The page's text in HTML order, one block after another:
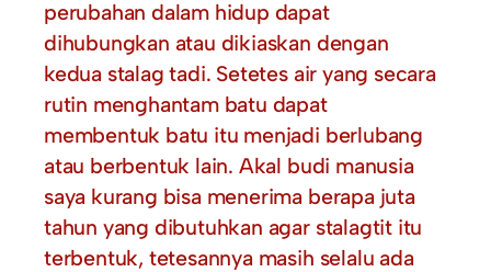
perubahan dalam hidup dapat
dihubungkan atau dikiaskan dengan
kedua stalag tadi. Setetes air yang secara
rutin menghantam batu dapat
membentuk batu itu menjadi berlubang
atau berbentuk lain. Akal budi manusia
saya kurang bisa menerima berapa juta
tahun yang dibutuhkan agar stalagtit itu
terbentuk, tetesannya masih selalu ada